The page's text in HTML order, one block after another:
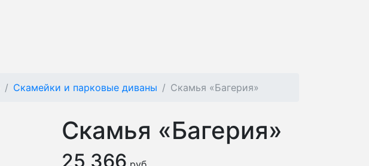
Скамейки и парковые диваны Скамья «Багерия»
Скамья «Багерия»
25 366